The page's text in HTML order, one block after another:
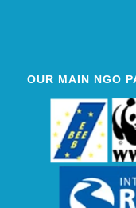
OUR MAIN NGO